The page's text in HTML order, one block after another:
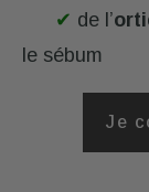
✔ de l’
le sébum
Je